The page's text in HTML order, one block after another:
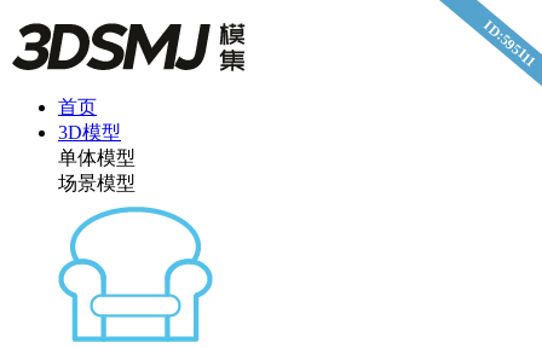
首页
3D模型
单体模型
场景模型
ID:595111